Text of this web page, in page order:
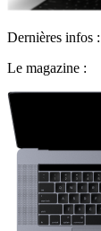
Dernières infos :
Le magazine :